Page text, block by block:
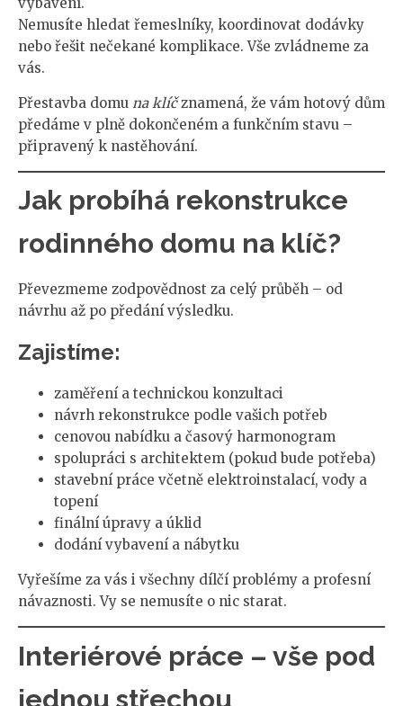
Nemusíte hledat řemeslníky, koordinovat dodávky
nebo řešit nečekané komplikace. Vše zvládneme za
vás.
Přestavba domu na klíčznamená, že vám hotový dům
předáme v plně dokončeném a funkčním stavu –
připravený k nastěhování.
Jak probíhá rekonstrukce
rodinného domu na klíč?
Převezmeme zodpovědnost za celý průběh – od
návrhu až po předání výsledku.
Zajistíme:
zaměření a technickou konzultaci
návrh rekonstrukce podle vašich potřeb
cenovou nabídku a časový harmonogram
spolupráci s architektem (pokud bude potřeba)
stavební práce včetně elektroinstalací, vody a
topení
finální úpravy a úklid
dodání vybavení a nábytku
Vyřešíme za vás i všechny dílčí problémy a profesní
návaznosti. Vy se nemusíte o nic starat.
Interiérové práce – vše pod
jednou střechou